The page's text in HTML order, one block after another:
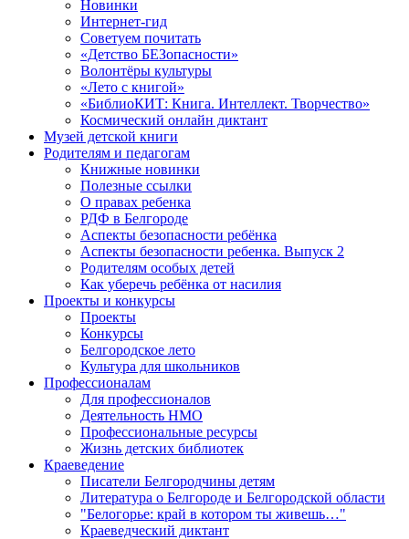
Новинки
Интернет-гид
Советуем почитать
«Детство БЕЗопасности»
Волонтёры культуры
«Лето с книгой»
«БиблиоКИТ: Книга. Интеллект. Творчество»
Космический онлайн диктант
Музей детской книги
Родителям и педагогам
Книжные новинки
Полезные ссылки
О правах ребенка
РДФ в Белгороде
Аспекты безопасности ребёнка
Аспекты безопасности ребенка. Выпуск 2
Родителям особых детей
Как уберечь ребёнка от насилия
Проекты и конкурсы
Проекты
Конкурсы
Белгородское лето
Культура для школьников
Профессионалам
Для профессионалов
Деятельность НМО
Профессиональные ресурсы
Жизнь детских библиотек
Краеведение
Писатели Белгородчины детям
Литература о Белгороде и Белгородской области
"Белогорье: край в котором ты живешь…"
Краеведческий диктант